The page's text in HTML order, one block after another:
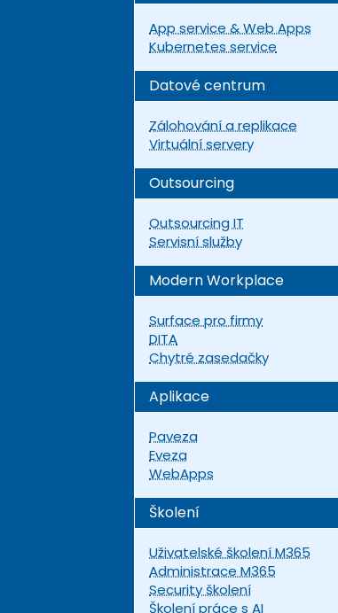
App service & Web Apps
Kubernetes service
Datové centrum
Zálohování a replikace
Virtuální servery
Outsourcing
Outsourcing IT
Servisní služby
Modern Workplace
Surface pro firmy
DITA
Chytré zasedačky
Aplikace
Paveza
Eveza
WebApps
Školení
Uživatelské školení M365
Administrace M365
Security školení
Školení práce s AI